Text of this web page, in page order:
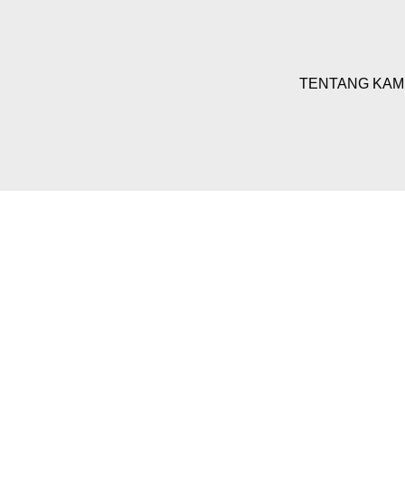
TENTANG